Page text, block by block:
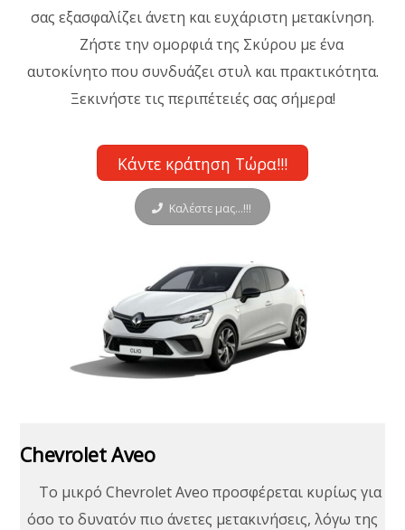
σας εξασφαλίζει άνετη και ευχάριστη μετακίνηση.
Ζήστε την ομορφιά της Σκύρου με ένα
αυτοκίνητο που συνδυάζει στυλ και πρακτικότητα.
Ξεκινήστε τις περιπέτειές σας σήμερα!
Κάντε κράτηση Τώρα!!!
Καλέστε μας...!!!
Chevrolet Aveo
To μικρό Chevrolet Aveo προσφέρεται κυρίως για
όσο το δυνατόν πιο άνετες μετακινήσεις, λόγω της